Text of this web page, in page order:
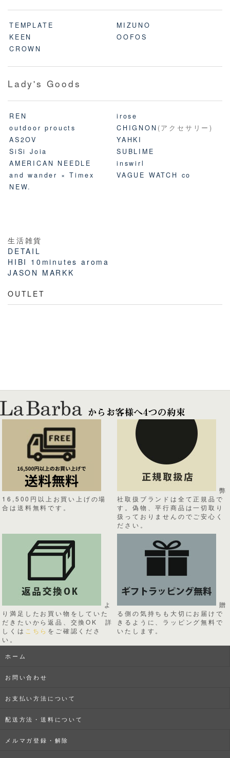
TEMPLATE
MIZUNO
KEEN
OOFOS
CROWN
Lady's Goods
REN
irose
outdoor proucts
CHIGNON (アクセサリー)
AS2OV
YAHKI
SiSi Joia
SUBLIME
AMERICAN NEEDLE
inswirl
and wander × Timex
VAGUE WATCH co
NEW.
生活雑貨
DETAIL
HIBI 10minutes aroma
JASON MARKK
OUTLET
16,500円以上お買い上げの場
合は送料無料です。
弊
社取扱ブランドは全て正規品で
す。偽物、平行商品は一切取り
扱っておりませんのでご安心く
ださい。
よ
り満足したお買い物をしていた
だきたいから返品、交換OK 詳
しくは こちら をご確認くださ
い。
贈
る側の気持ちも大切にお届けで
きるように、ラッピング無料で
いたします。
ホーム
お問い合わせ
お支払い方法について
配送方法・送料について
メルマガ登録・解除